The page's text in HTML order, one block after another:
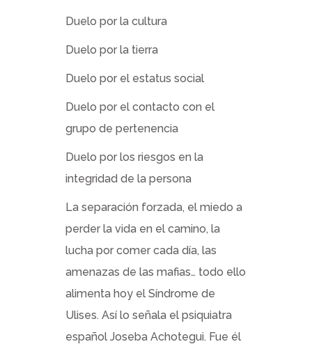
Duelo por la cultura
Duelo por la tierra
Duelo por el estatus social
Duelo por el contacto con el
grupo de pertenencia
Duelo por los riesgos en la
integridad de la persona
La separación forzada, el miedo a
perder la vida en el camino, la
lucha por comer cada día, las
amenazas de las mafias… todo ello
alimenta hoy el Síndrome de
Ulises. Así lo señala el psiquiatra
español Joseba Achotegui. Fue él